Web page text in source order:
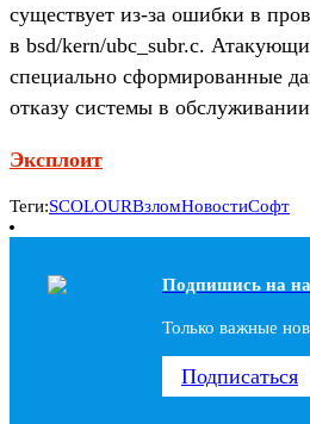
существует из-за ошибки в
в bsd/kern/ubc_subr.c.
специально сформированные
отказу системы в
Эксплоит
Теги:SCOLOURВзломНовостиСофт
Подпишись на
Только важные
Подписаться